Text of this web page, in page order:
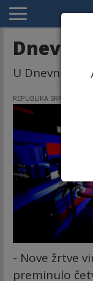
Dnevnik
U Dnevniku 2
REPUBLIKA SRPSKA
- Nove žrtve
preminulo